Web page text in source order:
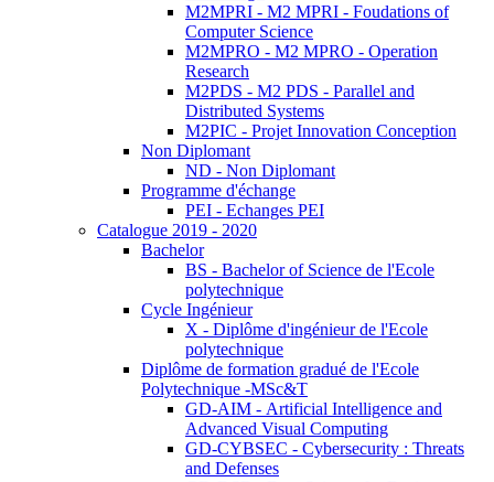
M2MPRI - M2 MPRI - Foudations of
Computer Science
M2MPRO - M2 MPRO - Operation
Research
M2PDS - M2 PDS - Parallel and
Distributed Systems
M2PIC - Projet Innovation Conception
Non Diplomant
ND - Non Diplomant
Programme d'échange
PEI - Echanges PEI
Catalogue 2019 - 2020
Bachelor
BS - Bachelor of Science de l'Ecole
polytechnique
Cycle Ingénieur
X - Diplôme d'ingénieur de l'Ecole
polytechnique
Diplôme de formation gradué de l'Ecole
Polytechnique -MSc&T
GD-AIM - Artificial Intelligence and
Advanced Visual Computing
GD-CYBSEC - Cybersecurity : Threats
and Defenses